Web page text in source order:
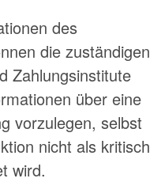
des
die zuständigen
Zahlungsinstitute
über eine
vorzulegen, selbst
nicht als kritisch
wird.